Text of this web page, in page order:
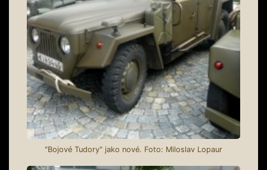
"Bojové Tudory" jako nové. Foto: Miloslav Lopaur